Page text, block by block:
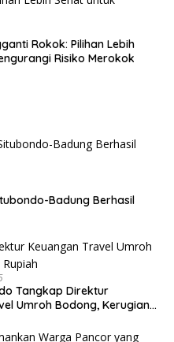
Rokok: Pilihan Lebih
Risiko Merokok
Badung Berhasil
Tangkap Direktur
Umroh Bodong, Kerugian